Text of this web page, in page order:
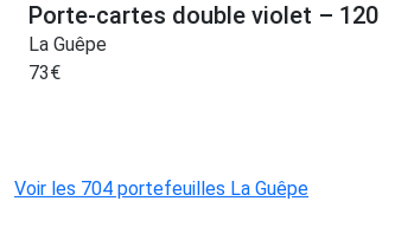
Porte-cartes double violet – 120
La Guêpe
73€
Voir les 704 portefeuilles La Guêpe